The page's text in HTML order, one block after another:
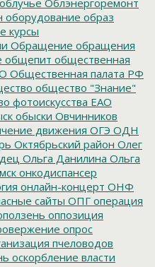
оборудование образ
курсы
Обращение обращения
общепит общественная
Общественная палата РФ
общество "Знание"
фотоискусства ЕАО
обыски Овчинников
движения ОГЭ ОДН
Октябрьский район Олег
Ольга Данилина Ольга
онкодиспансер
онлайн-концерт ОНФ
сайты ОПГ операция
оппозиция
опрос
пчеловодов
оскорбление власти